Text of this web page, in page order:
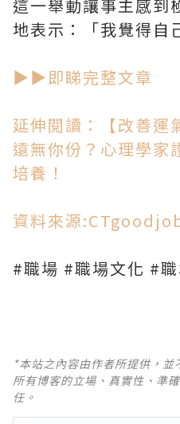
這一舉動讓事主感到
地表示：「我覺得自
▶▶即睇完整文章
延伸閱讀：【改善運
遠無你份？心理學家
培養！
資料來源
#職場 #職場文化 #
*本站之內容由作者所提供，
所有博客的立場、真實性、準
任。